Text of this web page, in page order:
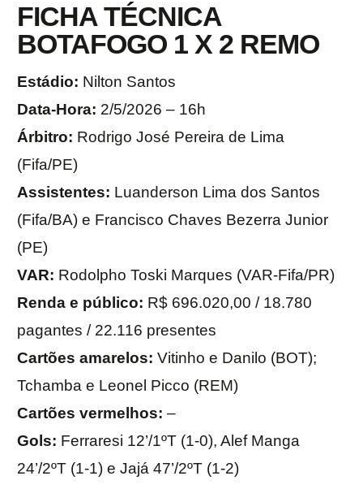
FICHA TÉCNICA
BOTAFOGO 1 X 2 REMO
Estádio: Nilton Santos
Data-Hora: 2/5/2026 – 16h
Árbitro: Rodrigo José Pereira de Lima
(Fifa/PE)
Assistentes: Luanderson Lima dos Santos
(Fifa/BA) e Francisco Chaves Bezerra Junior
(PE)
VAR: Rodolpho Toski Marques (VAR-Fifa/PR)
Renda e público: R$ 696.020,00 / 18.780
pagantes / 22.116 presentes
Cartões amarelos: Vitinho e Danilo (BOT);
Tchamba e Leonel Picco (REM)
Cartões vermelhos: –
Gols: Ferraresi 12’/1ºT (1-0), Alef Manga
24’/2ºT (1-1) e Jajá 47’/2ºT (1-2)